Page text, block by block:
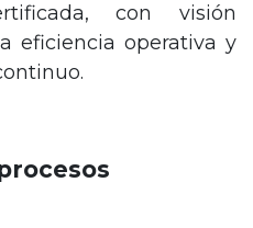
con visión
eficiencia operativa y